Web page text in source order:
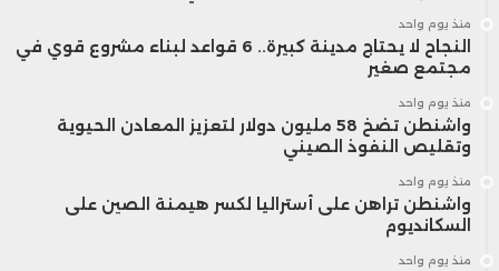
منذ يوم واحد
النجاح لا يحتاج مدينة كبيرة.. 6 قواعد لبناء مشروع قوي في
مجتمع صغير
منذ يوم واحد
واشنطن تضخ 58 مليون دولار لتعزيز المعادن الحيوية
وتقليص النفوذ الصيني
منذ يوم واحد
واشنطن تراهن على أستراليا لكسر هيمنة الصين على
السكانديوم
منذ يوم واحد